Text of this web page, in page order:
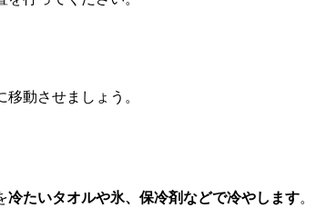
動させましょう。
冷たいタオルや氷、保冷剤などで冷やします。